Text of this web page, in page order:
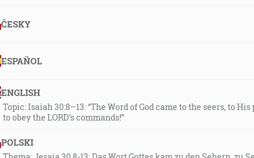
ČESKY
ESPAÑOL
ENGLISH
Topic: Isaiah 30:8–13: “The Word of God came to the seers, to
to obey the LORD’s commands!”
POLSKI